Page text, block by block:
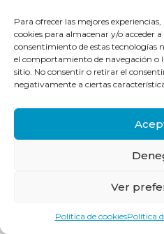
Para ofrecer las mejores
cookies para almacenar y/o acceder
consentimiento de estas tecnologías
el comportamiento de navegación o
sitio. No consentir o retirar el
negativamente a ciertas
Ver
Política de cookiesPolítica
gastrointestinales. Busca
natural de curación del
preparados diluidos y
personas reportan mejoras
homeopáticos.
y lo que funciona para
. Si estás
consultar con una